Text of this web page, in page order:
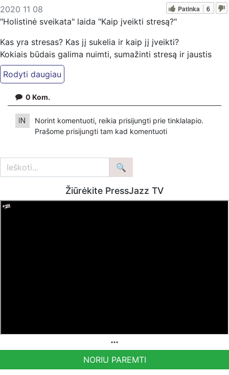
2020 11 08 Patinka 6
"Holistinė sveikata" laida "Kaip įveikti stresą?"
Kas yra stresas? Kas jį sukelia ir kaip jį įveikti?
Kokiais būdais galima nuimti, sumažinti stresą ir jaustis
laisviau?
Laidos vedėja: Rūta Černiauskaitė
paleidimo ekspertė, Laimės formulė / Holistic Therapy
Center įkūrėja (www.laimesformule.lt)
Antistress puikios sveikatos programa:
+370633 00011
www.holistinesveikata.lt
0 Kom.
Norint komentuoti, reikia prisijungti prie tinklalapio.
Prašome prisijungti tam kad komentuoti
Žiūrėkite PressJazz TV
NORIU PAREMTI